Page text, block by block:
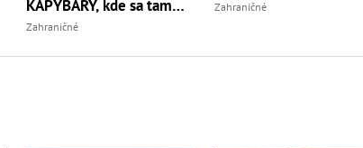
KAPYBARY, kde sa tam
nabrali?
Zahraničné
Zahraničné